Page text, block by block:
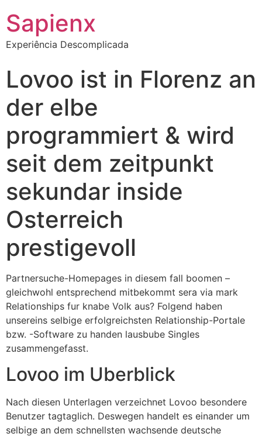
Sapienx
Experiência Descomplicada
Lovoo ist in Florenz an
der elbe
programmiert & wird
seit dem zeitpunkt
sekundar inside
Osterreich
prestigevoll
Partnersuche-Homepages in diesem fall boomen –
gleichwohl entsprechend mitbekommt sera via mark
Relationships fur knabe Volk aus? Folgend haben
unsereins selbige erfolgreichsten Relationship-Portale
bzw. -Software zu handen lausbube Singles
zusammengefasst.
Lovoo im Uberblick
Nach diesen Unterlagen verzeichnet Lovoo besondere
Benutzer tagtaglich. Deswegen handelt es einander um
selbige an dem schnellsten wachsende deutsche